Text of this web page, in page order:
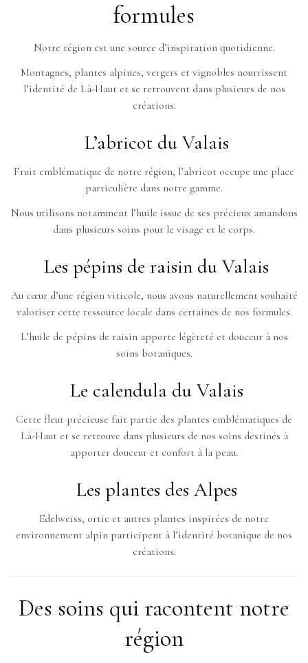
formules
Notre région est une source d’inspiration quotidienne.
Montagnes, plantes alpines, vergers et vignobles nourrissent
l’identité de Là-Haut et se retrouvent dans plusieurs de nos
créations.
L’abricot du Valais
Fruit emblématique de notre région, l’abricot occupe une place
particulière dans notre gamme.
Nous utilisons notamment l’huile issue de ses précieux amandons
dans plusieurs soins pour le visage et le corps.
Les pépins de raisin du Valais
Au cœur d’une région viticole, nous avons naturellement souhaité
valoriser cette ressource locale dans certaines de nos formules.
L’huile de pépins de raisin apporte légèreté et douceur à nos
soins botaniques.
Le calendula du Valais
Cette fleur précieuse fait partie des plantes emblématiques de
Là-Haut et se retrouve dans plusieurs de nos soins destinés à
apporter douceur et confort à la peau.
Les plantes des Alpes
Edelweiss, ortie et autres plantes inspirées de notre
environnement alpin participent à l’identité botanique de nos
créations.
Des soins qui racontent notre
région